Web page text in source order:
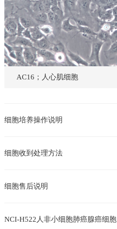
AC16；人心肌细胞
细胞培养操作说明
细胞收到处理方法
细胞售后说明
NCI-H522人非小细胞肺癌腺癌细胞